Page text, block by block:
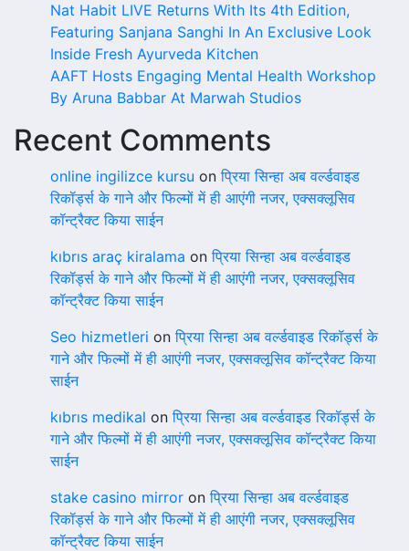
Nat Habit LIVE Returns With Its 4th Edition,
Featuring Sanjana Sanghi In An Exclusive Look
Inside Fresh Ayurveda Kitchen
AAFT Hosts Engaging Mental Health Workshop
By Aruna Babbar At Marwah Studios
Recent Comments
online ingilizce kursu onप्रिया सिन्हा अब वर्ल्डवाइड
रिकॉर्ड्स के गाने और फिल्मों में ही आएंगी नजर, एक्सक्लूसिव
कॉन्ट्रैक्ट किया साईन
kıbrıs araç kiralama onप्रिया सिन्हा अब वर्ल्डवाइड
रिकॉर्ड्स के गाने और फिल्मों में ही आएंगी नजर, एक्सक्लूसिव
कॉन्ट्रैक्ट किया साईन
Seo hizmetleri onप्रिया सिन्हा अब वर्ल्डवाइड रिकॉर्ड्स के
गाने और फिल्मों में ही आएंगी नजर, एक्सक्लूसिव कॉन्ट्रैक्ट किया
साईन
kıbrıs medikal onप्रिया सिन्हा अब वर्ल्डवाइड रिकॉर्ड्स के
गाने और फिल्मों में ही आएंगी नजर, एक्सक्लूसिव कॉन्ट्रैक्ट किया
साईन
stake casino mirror onप्रिया सिन्हा अब वर्ल्डवाइड
रिकॉर्ड्स के गाने और फिल्मों में ही आएंगी नजर, एक्सक्लूसिव
कॉन्ट्रैक्ट किया साईन